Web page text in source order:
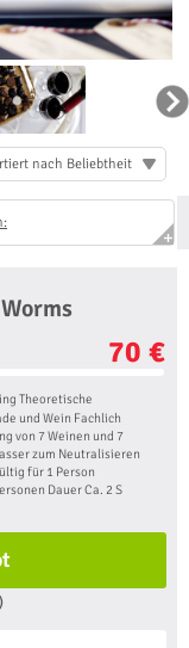
nach Beliebtheit
70 €
Theoretische
und Wein Fachlich
von 7 Weinen und 7
zum Neutralisieren
für 1 Person
Dauer Ca. 2 S